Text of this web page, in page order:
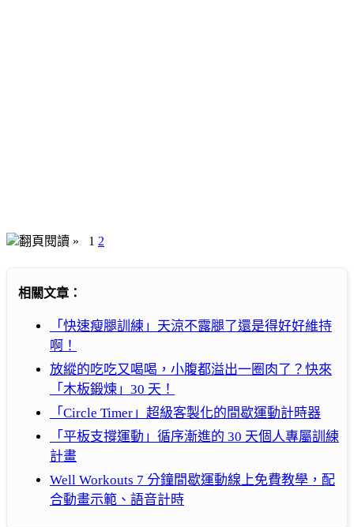
翻頁閱讀 » 1 2
相關文章：
「快速瘦腿訓練」天涼不露腿了還是得好好維持
啊！
放縱的吃吃又喝喝，小腹都溢出一圈肉了？快來
「木板鍛煉」30 天！
「Circle Timer」超級客製化的間歇運動計時器
「平板支撐運動」循序漸進的 30 天個人專屬訓練
計畫
Well Workouts 7 分鐘間歇運動線上免費教學，配
合動畫示範、語音計時